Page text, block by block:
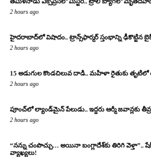
2 hours ago
హైదరాబాద్‌లో విషాదం.. ట్రాన్స్‌ఫార్మర్ స్తంభాన్ని ఢీకొట్టిన
2 hours ago
15 అడుగుల కొండచిలువ దాడి.. మహిళా రైతుకు
2 hours ago
పూంచ్‌లో ల్యాండ్‌మైన్ పేలుడు.. ఇద్దరు ఆర్మీ జవాన్లకు
2 hours ago
“నన్ను చంపొచ్చు… అయినా బంగ్లాదేశ్‌కు తిరిగి వెళ్తా”..
వ్యాఖ్యలు!